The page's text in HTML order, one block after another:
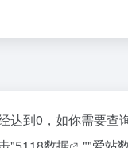
达到0，如你需要查